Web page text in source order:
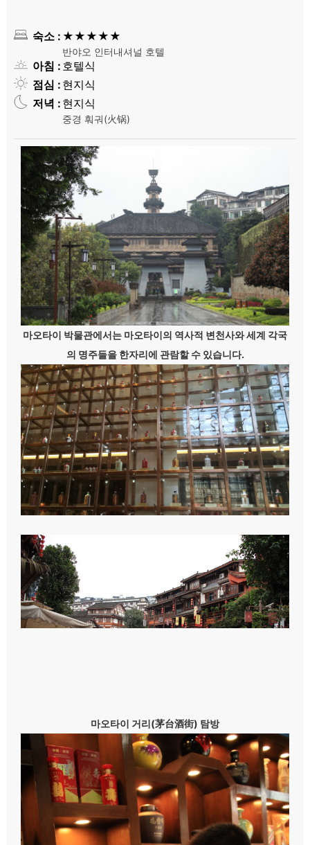
숙소 ★★★★★
반야오 인터내셔널 호텔
아침
호텔식
점심
현지식
저녁
현지식
중경 훠궈(火锅)
마오타이 박물관에서는 마오타이의 역사적 변천사와 세계 각국
의 명주들을 한자리에 관람할 수 있습니다.
마오타이 거리(茅台酒街) 탐방